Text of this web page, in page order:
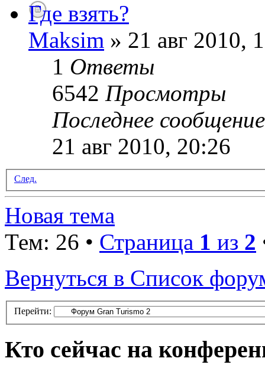
Где взять?
Maksim » 21 авг 2010,
1 Ответы
6542 Просмотры
Последнее
21 авг 2010, 20:26
След.
Новая тема
Тем: 26 • Страница 1 из 2
Вернуться в Список
Перейти:
Кто сейчас на